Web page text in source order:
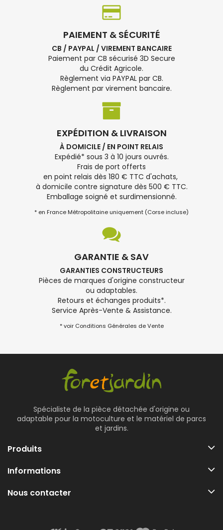
PAIEMENT & SÉCURITÉ
CB / PAYPAL / VIREMENT BANCAIRE
Paiement par CB sécurisé 3D Secure
du Crédit Agricole.
Règlement via PAYPAL par CB.
Règlement par virement bancaire.
EXPÉDITION & LIVRAISON
À DOMICILE / EN POINT RELAIS
Expédié* sous 3 à 10 jours ouvrés.
Frais de port offerts
en point relais dès 180 € TTC d'achats,
à domicile contre signature dès 500 € TTC.
Emballage soigné et surdimensionné.
* en France Métropolitaine uniquement (Corse incluse)
GARANTIE & SAV
GARANTIES CONSTRUCTEURS
Pièces de marques d'origine constructeur
ou adaptables.
Retours et échanges produits*.
Service Après-Vente & Assistance.
* voir Conditions Générales de Vente
Spécialiste de la pièce détachée d'origine ou
adaptable pour la motoculture et le matériel de parcs
et jardins.
Produits
Informations
Nous contacter